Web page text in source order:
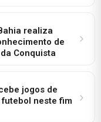
realiza
de
Conquista
jogos de
neste fim